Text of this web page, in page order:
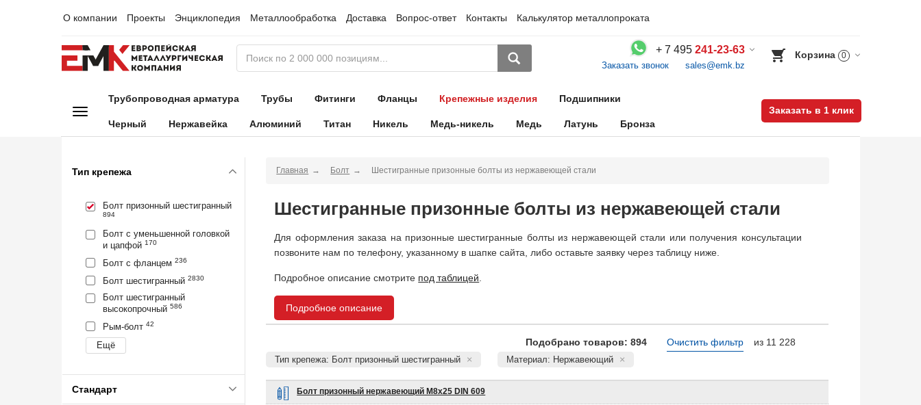
О компании Проекты Энциклопедия Металлообработка Доставка Вопрос-ответ Контакты Калькулятор металлопроката
+ 7 495 241-23-63
Заказать звонок sales@emk.bz
Корзина 0
Трубопроводная арматура Трубы Фитинги Фланцы Крепежные изделия Подшипники
Черный Нержавейка Алюминий Титан Никель Медь-никель Медь Латунь Бронза
Заказать в 1 клик
Тип крепежа
Болт призонный шестигранный
894
Болт с уменьшенной головкой
и цапфой 170
Болт с фланцем 236
Болт шестигранный 2830
Болт шестигранный
высокопрочный 586
Рым-болт 42
Стандарт
Главная Болт Шестигранные призонные болты из нержавеющей стали
Шестигранные призонные болты из нержавеющей стали
Для оформления заказа на призонные шестигранные болты из нержавеющей стали или получения консультации
позвоните нам по телефону, указанному в шапке сайта, либо оставьте заявку через таблицу ниже.
Подробное описание смотрите под таблицей
Подробное описание
Подобрано товаров: 894 из 11 228
Очистить фильтр
Тип крепежа: Болт призонный шестигранный Материал: Нержавеющий
Болт призонный нержавеющий М8х25 DIN 609